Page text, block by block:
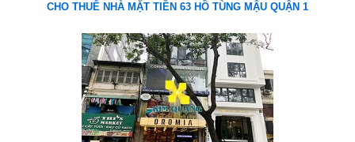
CHO THUÊ NHÀ MẶT TIỀN 63 HỒ TÙNG MẬU QUẬN 1